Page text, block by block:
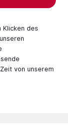
Klicken des
von unserem